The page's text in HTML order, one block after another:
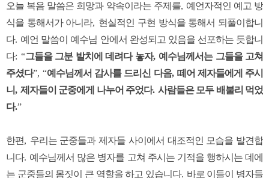
오늘 복음 말씀은 희망과 약속이라는 주제를, 예언자적인 예고 방
식을 통해서가 아니라, 현실적인 구현 방식을 통해서 되풀이합니
다. 예언 말씀이 예수님 안에서 완성되고 있음을 선포하는 듯합니
다: “그들을 그분 발치에 데려다 놓자, 예수님께서는 그들을 고쳐
주셨다”, “예수님께서 감사를 드리신 다음, 떼어 제자들에게 주시
니, 제자들이 군중에게 나누어 주었다. 사람들은 모두 배불리 먹었
다.”
한편, 우리는 군중들과 제자들 사이에서 대조적인 모습을 발견합
니다. 예수님께서 많은 병자를 고쳐 주시는 기적을 행하시는 데에
는 군중들의 몸짓이 큰 역할을 하고 있습니다. 바로 이들이 병자들